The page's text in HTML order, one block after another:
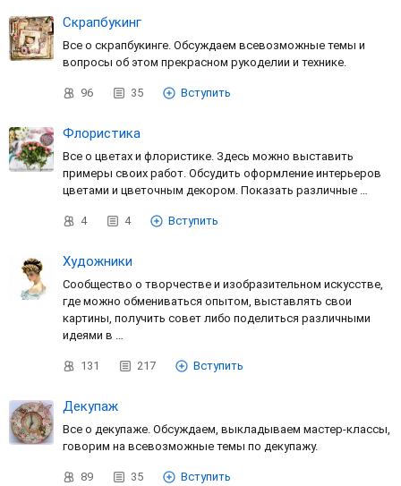
Скрапбукинг
Все о скрапбукинге. Обсуждаем всевозможные темы и
вопросы об этом прекрасном рукоделии и технике.
96 35 Вступить
Флористика
Все о цветах и флористике. Здесь можно выставить
примеры своих работ. Обсудить оформление интерьеров
цветами и цветочным декором. Показать различные …
4 4 Вступить
Художники
Сообщество о творчестве и изобразительном искусстве,
где можно обмениваться опытом, выставлять свои
картины, получить совет либо поделиться различными
идеями в …
131 217 Вступить
Декупаж
Все о декупаже. Обсуждаем, выкладываем мастер-классы,
говорим на всевозможные темы по декупажу.
89 35 Вступить